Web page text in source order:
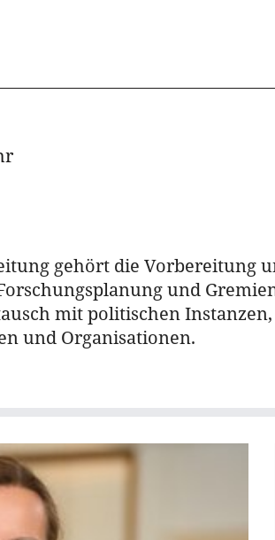
gehört die Vorbereitung
und
mit politischen
und Organisationen.